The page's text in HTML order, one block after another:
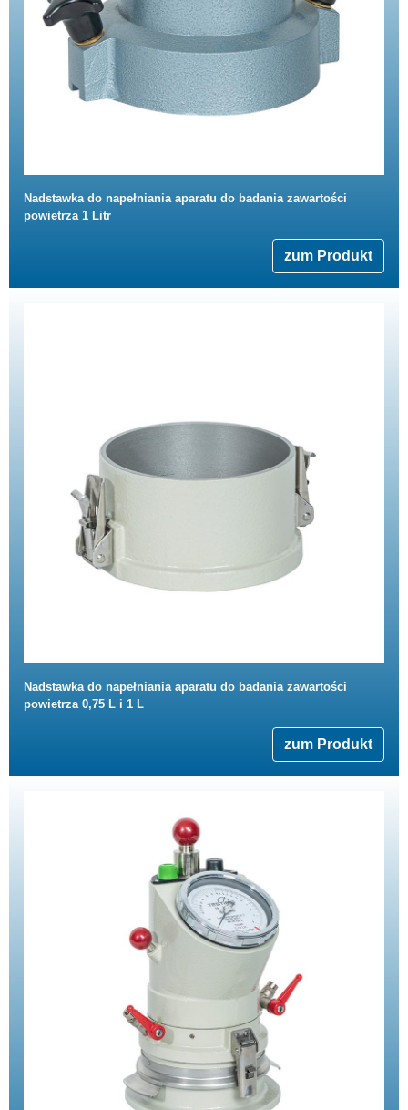
Nadstawka do napełniania aparatu do badania zawartości
powietrza 1 Litr
zum Produkt
Nadstawka do napełniania aparatu do badania zawartości
powietrza 0,75 L i 1 L
zum Produkt